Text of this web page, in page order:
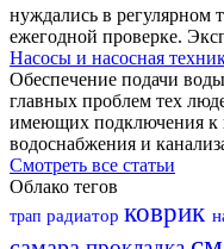
нуждались в регулярном
ежегодной проверке.
Насосы и насосная
Обеспечение подачи
главных проблем тех
имеющих подключения к
водоснабжения и
Смотреть все статьи
Облако тегов
трап радиатор коврик